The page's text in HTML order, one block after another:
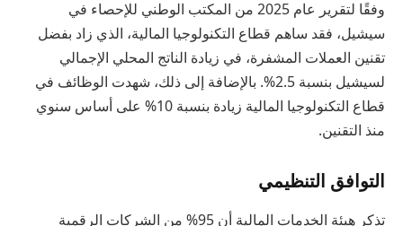
وفقًا لتقرير عام 2025 من المكتب الوطني للإحصاء في
سيشيل، فقد ساهم قطاع التكنولوجيا المالية، الذي زاد بفضل
تقنين العملات المشفرة، في زيادة الناتج المحلي الإجمالي
لسيشيل بنسبة 2.5%. بالإضافة إلى ذلك، شهدت الوظائف في
قطاع التكنولوجيا المالية زيادة بنسبة 10% على أساس سنوي
منذ التقنين.
التوافق التنظيمي
تذكر هيئة الخدمات المالية أن 95% من الشركات الرقمية